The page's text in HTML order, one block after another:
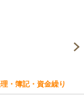
・簿記・資金繰り